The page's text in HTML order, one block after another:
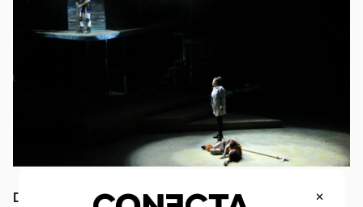
Desarrollan competencias y habilidades ×